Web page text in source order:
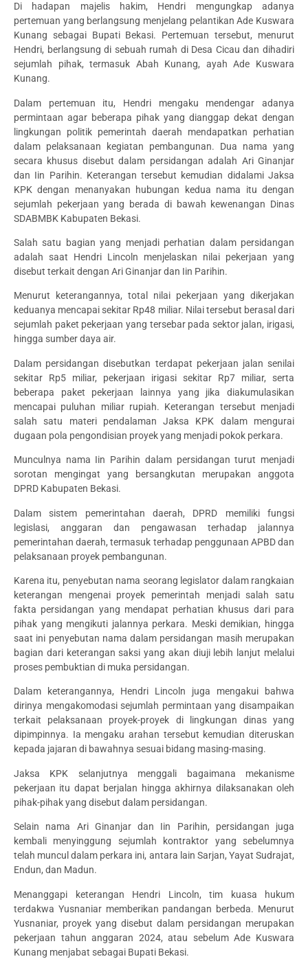
Di hadapan majelis hakim, Hendri mengungkap adanya
pertemuan yang berlangsung menjelang pelantikan Ade Kuswara
Kunang sebagai Bupati Bekasi. Pertemuan tersebut, menurut
Hendri, berlangsung di sebuah rumah di Desa Cicau dan dihadiri
sejumlah pihak, termasuk Abah Kunang, ayah Ade Kuswara
Kunang.
Dalam pertemuan itu, Hendri mengaku mendengar adanya
permintaan agar beberapa pihak yang dianggap dekat dengan
lingkungan politik pemerintah daerah mendapatkan perhatian
dalam pelaksanaan kegiatan pembangunan. Dua nama yang
secara khusus disebut dalam persidangan adalah Ari Ginanjar
dan Iin Parihin. Keterangan tersebut kemudian didalami Jaksa
KPK dengan menanyakan hubungan kedua nama itu dengan
sejumlah pekerjaan yang berada di bawah kewenangan Dinas
SDABMBK Kabupaten Bekasi.
Salah satu bagian yang menjadi perhatian dalam persidangan
adalah saat Hendri Lincoln menjelaskan nilai pekerjaan yang
disebut terkait dengan Ari Ginanjar dan Iin Parihin.
Menurut keterangannya, total nilai pekerjaan yang dikerjakan
keduanya mencapai sekitar Rp48 miliar. Nilai tersebut berasal dari
sejumlah paket pekerjaan yang tersebar pada sektor jalan, irigasi,
hingga sumber daya air.
Dalam persidangan disebutkan terdapat pekerjaan jalan senilai
sekitar Rp5 miliar, pekerjaan irigasi sekitar Rp7 miliar, serta
beberapa paket pekerjaan lainnya yang jika diakumulasikan
mencapai puluhan miliar rupiah. Keterangan tersebut menjadi
salah satu materi pendalaman Jaksa KPK dalam mengurai
dugaan pola pengondisian proyek yang menjadi pokok perkara.
Munculnya nama Iin Parihin dalam persidangan turut menjadi
sorotan mengingat yang bersangkutan merupakan anggota
DPRD Kabupaten Bekasi.
Dalam sistem pemerintahan daerah, DPRD memiliki fungsi
legislasi, anggaran dan pengawasan terhadap jalannya
pemerintahan daerah, termasuk terhadap penggunaan APBD dan
pelaksanaan proyek pembangunan.
Karena itu, penyebutan nama seorang legislator dalam rangkaian
keterangan mengenai proyek pemerintah menjadi salah satu
fakta persidangan yang mendapat perhatian khusus dari para
pihak yang mengikuti jalannya perkara. Meski demikian, hingga
saat ini penyebutan nama dalam persidangan masih merupakan
bagian dari keterangan saksi yang akan diuji lebih lanjut melalui
proses pembuktian di muka persidangan.
Dalam keterangannya, Hendri Lincoln juga mengakui bahwa
dirinya mengakomodasi sejumlah permintaan yang disampaikan
terkait pelaksanaan proyek-proyek di lingkungan dinas yang
dipimpinnya. Ia mengaku arahan tersebut kemudian diteruskan
kepada jajaran di bawahnya sesuai bidang masing-masing.
Jaksa KPK selanjutnya menggali bagaimana mekanisme
pekerjaan itu dapat berjalan hingga akhirnya dilaksanakan oleh
pihak-pihak yang disebut dalam persidangan.
Selain nama Ari Ginanjar dan Iin Parihin, persidangan juga
kembali menyinggung sejumlah kontraktor yang sebelumnya
telah muncul dalam perkara ini, antara lain Sarjan, Yayat Sudrajat,
Endun, dan Madun.
Menanggapi keterangan Hendri Lincoln, tim kuasa hukum
terdakwa Yusnaniar memberikan pandangan berbeda. Menurut
Yusnaniar, proyek yang disebut dalam persidangan merupakan
pekerjaan tahun anggaran 2024, atau sebelum Ade Kuswara
Kunang menjabat sebagai Bupati Bekasi.